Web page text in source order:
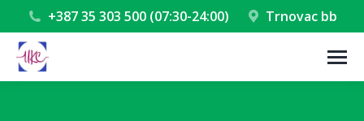
+387 35 303 500 (07:30-24:00) Trnovac bb